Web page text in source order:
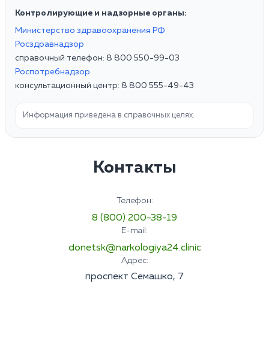
Контролирующие и надзорные органы:
Министерство здравоохранения РФ
Росздравнадзор
справочный телефон: 8 800 550-99-03
Роспотребнадзор
консультационный центр: 8 800 555-49-43
Информация приведена в справочных целях.
Контакты
Телефон:
8 (800) 200-38-19
E-mail:
donetsk@narkologiya24.clinic
Адрес:
проспект Семашко, 7